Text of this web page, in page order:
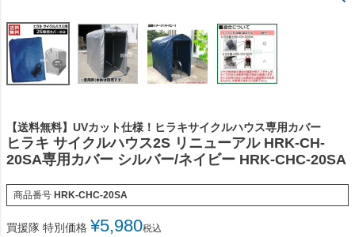
【送料無料】UVカット仕様！ヒラキサイクルハウス専用カバー
ヒラキ サイクルハウス2S リニューアル HRK-CH-
20SA専用カバー シルバー/ネイビー HRK-CHC-20SA
商品番号 HRK-CHC-20SA
買援隊 特別価格 ¥5,980税込